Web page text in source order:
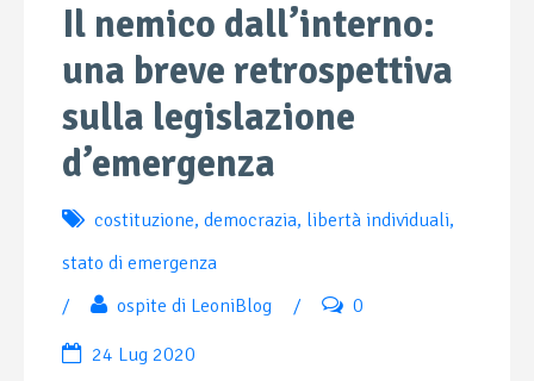
Il nemico dall’interno:
una breve retrospettiva
sulla legislazione
d’emergenza
costituzione, democrazia, libertà individuali,
stato di emergenza
/
ospite di LeoniBlog / 0
24 Lug 2020